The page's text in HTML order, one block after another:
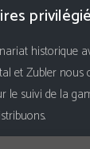
historique
et Zubler
le suivi de la